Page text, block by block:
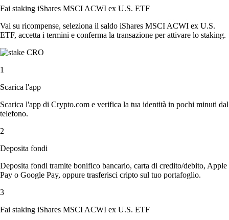
Fai staking iShares MSCI ACWI ex U.S. ETF
Vai su ricompense, seleziona il saldo iShares MSCI ACWI ex U.S.
ETF, accetta i termini e conferma la transazione per attivare lo staking.
1
Scarica l'app
Scarica l'app di Crypto.com e verifica la tua identità in pochi minuti dal
telefono.
2
Deposita fondi
Deposita fondi tramite bonifico bancario, carta di credito/debito, Apple
Pay o Google Pay, oppure trasferisci cripto sul tuo portafoglio.
3
Fai staking iShares MSCI ACWI ex U.S. ETF